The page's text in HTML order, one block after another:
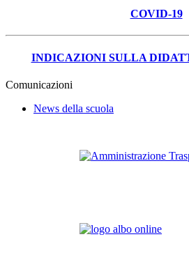
COVID-19
INDICAZIONI SULLA
Comunicazioni
News della scuola